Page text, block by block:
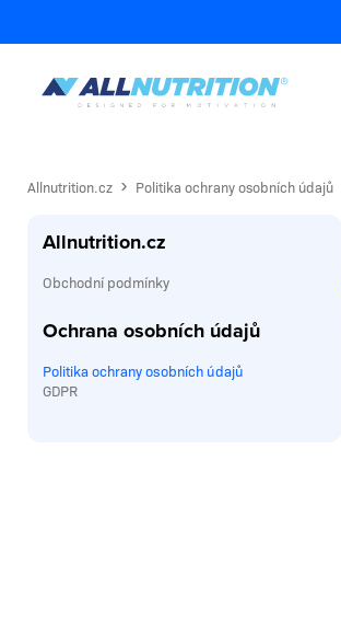
Allnutrition.cz Politika ochrany osobních údajů
Allnutrition.cz
Obchodní podmínky
Ochrana osobních údajů
Politika ochrany osobních údajů
GDPR